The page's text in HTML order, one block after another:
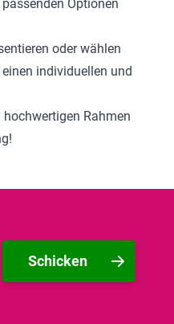
Optionen
oder wählen
individuellen und
Rahmen
Schicken